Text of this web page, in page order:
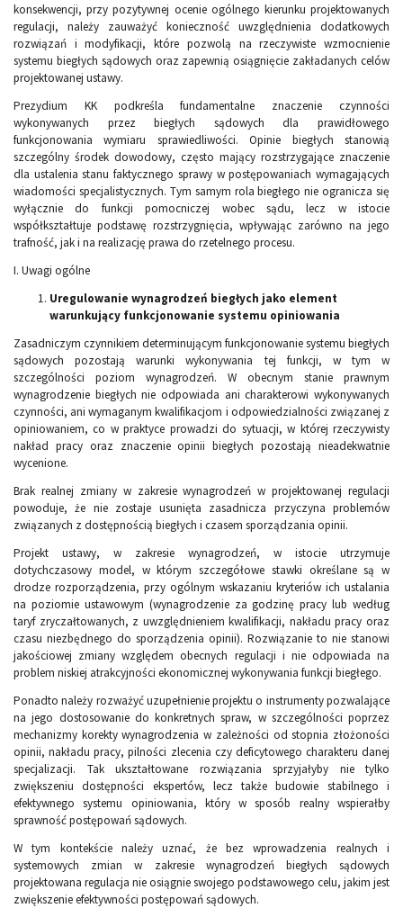
konsekwencji, przy pozytywnej ocenie ogólnego kierunku projektowanych
regulacji, należy zauważyć konieczność uwzględnienia dodatkowych
rozwiązań i modyfikacji, które pozwolą na rzeczywiste wzmocnienie
systemu biegłych sądowych oraz zapewnią osiągnięcie zakładanych celów
projektowanej ustawy.
Prezydium KK podkreśla fundamentalne znaczenie czynności
wykonywanych przez biegłych sądowych dla prawidłowego
funkcjonowania wymiaru sprawiedliwości. Opinie biegłych stanowią
szczególny środek dowodowy, często mający rozstrzygające znaczenie
dla ustalenia stanu faktycznego sprawy w postępowaniach wymagających
wiadomości specjalistycznych. Tym samym rola biegłego nie ogranicza się
wyłącznie do funkcji pomocniczej wobec sądu, lecz w istocie
współkształtuje podstawę rozstrzygnięcia, wpływając zarówno na jego
trafność, jak i na realizację prawa do rzetelnego procesu.
I. Uwagi ogólne
Uregulowanie wynagrodzeń biegłych jako element
warunkujący funkcjonowanie systemu opiniowania
Zasadniczym czynnikiem determinującym funkcjonowanie systemu biegłych
sądowych pozostają warunki wykonywania tej funkcji, w tym w
szczególności poziom wynagrodzeń. W obecnym stanie prawnym
wynagrodzenie biegłych nie odpowiada ani charakterowi wykonywanych
czynności, ani wymaganym kwalifikacjom i odpowiedzialności związanej z
opiniowaniem, co w praktyce prowadzi do sytuacji, w której rzeczywisty
nakład pracy oraz znaczenie opinii biegłych pozostają nieadekwatnie
wycenione.
Brak realnej zmiany w zakresie wynagrodzeń w projektowanej regulacji
powoduje, że nie zostaje usunięta zasadnicza przyczyna problemów
związanych z dostępnością biegłych i czasem sporządzania opinii.
Projekt ustawy, w zakresie wynagrodzeń, w istocie utrzymuje
dotychczasowy model, w którym szczegółowe stawki określane są w
drodze rozporządzenia, przy ogólnym wskazaniu kryteriów ich ustalania
na poziomie ustawowym (wynagrodzenie za godzinę pracy lub według
taryf zryczałtowanych, z uwzględnieniem kwalifikacji, nakładu pracy oraz
czasu niezbędnego do sporządzenia opinii). Rozwiązanie to nie stanowi
jakościowej zmiany względem obecnych regulacji i nie odpowiada na
problem niskiej atrakcyjności ekonomicznej wykonywania funkcji biegłego.
Ponadto należy rozważyć uzupełnienie projektu o instrumenty pozwalające
na jego dostosowanie do konkretnych spraw, w szczególności poprzez
mechanizmy korekty wynagrodzenia w zależności od stopnia złożoności
opinii, nakładu pracy, pilności zlecenia czy deficytowego charakteru danej
specjalizacji. Tak ukształtowane rozwiązania sprzyjałyby nie tylko
zwiększeniu dostępności ekspertów, lecz także budowie stabilnego i
efektywnego systemu opiniowania, który w sposób realny wspierałby
sprawność postępowań sądowych.
W tym kontekście należy uznać, że bez wprowadzenia realnych i
systemowych zmian w zakresie wynagrodzeń biegłych sądowych
projektowana regulacja nie osiągnie swojego podstawowego celu, jakim jest
zwiększenie efektywności postępowań sądowych.